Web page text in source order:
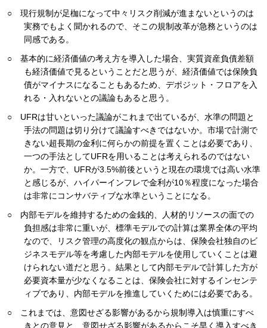
現行規制が足枷になって中々リスク削減が進まないというのは
実務でもよく聞かれるので、そこの規制改革が急務というのは
同感である。
基本的に経済価値の考え方を導入した場合、実質資産負債差額
も経済価値で見るということだと思うが、経済価値では保険負
債がマイナスになることもあるため、デポジット・フロアを入
れる・入れないとの議論もあると思う。
UFRは甘いといった議論がこれまで出ているが、水準の問題と
手法の問題は切り分けて議論すべきではないか。市場で計測で
きない超長期の金利に何らかの前提を置くことは必要であり、
一つの手法としてUFRを用いることは考えられるのではない
か。一方で、UFRが3.5%前後というと現在の環境では高い水準
と感じるが、ハイパーインフレで金利が10％程度になった場合
は非常にコンサバティブな水準ということになる。
内部モデルを維持するための金銭的、人材的リソースの面での
負担感は非常に重いが、標準モデルでの計算は業界全体の平均
なので、リスク管理の高度化の観点からは、保険会社独自のビ
ジネスモデル等を考慮した内部モデルを使用していくことは避
けられない道だと思う。結果として内部モデルで計算した方が
必要資本量が少なくなることは、保険会社に対するインセンテ
ィブであり、内部モデルを推進していくためには必要である。
これまでは、意図せざる影響があるから規制導入は慎重にすべ
きとの意見と、意図せざる影響があるからこそ早く導入すべき